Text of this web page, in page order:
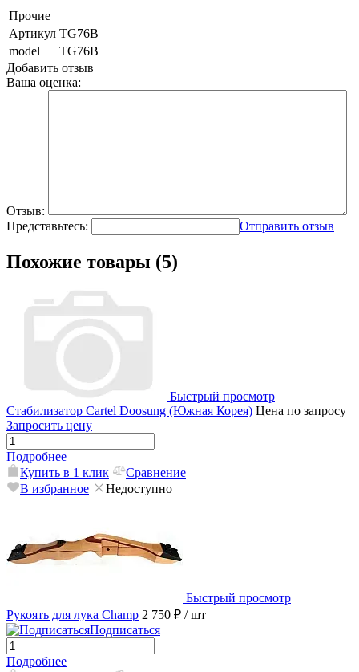
Прочие
Артикул TG76B
model
TG76B
Добавить отзыв
Ваша оценка:
Отзыв:
Представьтесь:
Отправить отзыв
Похожие товары (5)
Быстрый просмотр
Стабилизатор Cartel Doosung (Южная Корея) Цена по запросу
Запросить цену
Подробнее
Купить в 1 клик
Сравнение
В избранное
Недоступно
Быстрый просмотр
Рукоять для лука Champ 2 750 ₽ / шт
Подписаться
Подробнее